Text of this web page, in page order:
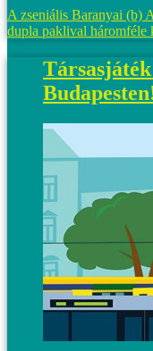
A zseniális Baranyai (b)
dupla paklival háromféle